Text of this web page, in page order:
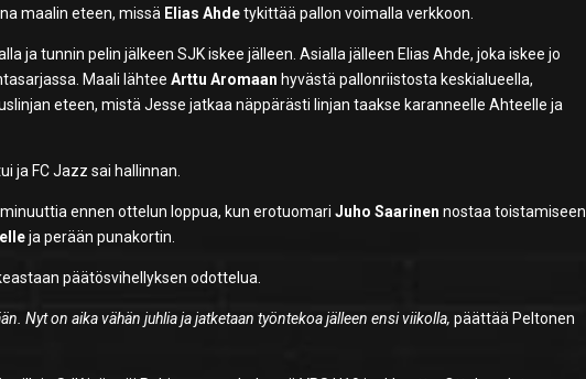
maalin eteen, missä Elias Ahdetykittää pallon voimalla verkkoon.
ja tunnin pelin jälkeen SJK iskee jälleen. Asialla jälleen Elias Ahde, joka iskee jo
Maali lähteeArttu Aromaan hyvästä pallonriistosta keskialueella,
eteen, mistä Jesse jatkaa näppärästi linjan taakse karanneelle Ahteelle ja
ja FC Jazz sai hallinnan.
ennen ottelun loppua, kun erotuomariJuho Saarinen nostaa toistamiseen
ja perään punakortin.
päätösvihellyksen odottelua.
Nyt on aika vähän juhlia ja jatketaan työntekoa jälleen ensi viikolla, päättää Peltonen